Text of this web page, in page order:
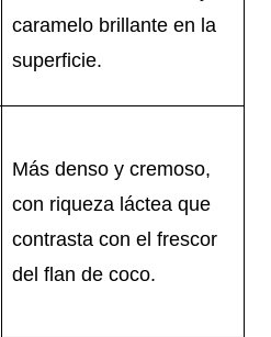
caramelo brillante en la
superficie.
Más denso y cremoso,
con riqueza láctea que
contrasta con el frescor
del flan de coco.